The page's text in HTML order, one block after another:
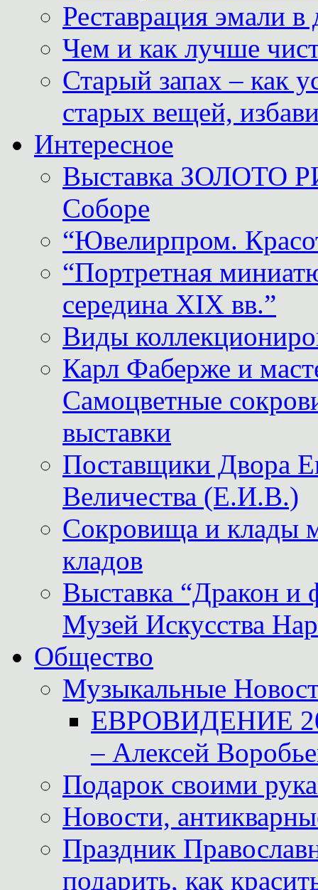
Реставрация эмали
Чем и как лучше
Старый запах – как
старых вещей,
Интересное
Выставка ЗОЛОТО
Соборе
“Ювелирпром.
“Портретная
середина XIX вв.”
Виды
Карл Фаберже и
Самоцветные
выставки
Поставщики
Величества (Е.И.В.)
Сокровища и клады
кладов
Выставка “Дракон и
Музей Искусства
Общество
Музыкальные
ЕВРОВИДЕНИЕ
– Алексей
Подарок своими
Новости,
Праздник
подарить, как